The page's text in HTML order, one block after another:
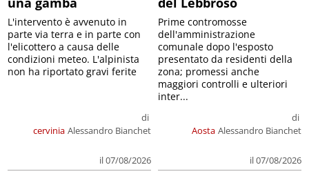
cervinia
di
Alessandro Bianchet
il 07/08/2026
L'intervento è avvenuto in
parte via terra e in parte con
l'elicottero a causa delle
condizioni meteo. L'alpinista
non ha riportato gravi ferite
Aosta
di
Alessandro Bianchet
il 07/08/2026
Prime contromosse
dell'amministrazione
comunale dopo l'esposto
presentato da residenti della
zona; promessi anche
maggiori controlli e ulteriori
inter...